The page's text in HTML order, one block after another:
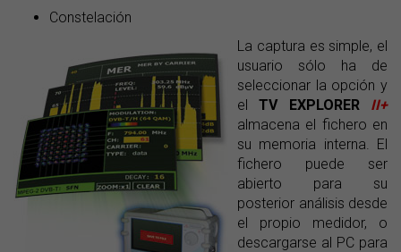
Constelación
La captura es simple, el
usuario sólo ha de
seleccionar la opción y
elTV EXPLORER II+
almacena el fichero en
su memoria interna. El
fichero puede ser
abierto para su
posterior análisis desde
el propio medidor, o
descargarse al PC para